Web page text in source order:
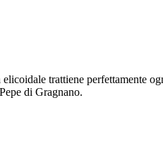
trattiene perfettamente
di Gragnano.